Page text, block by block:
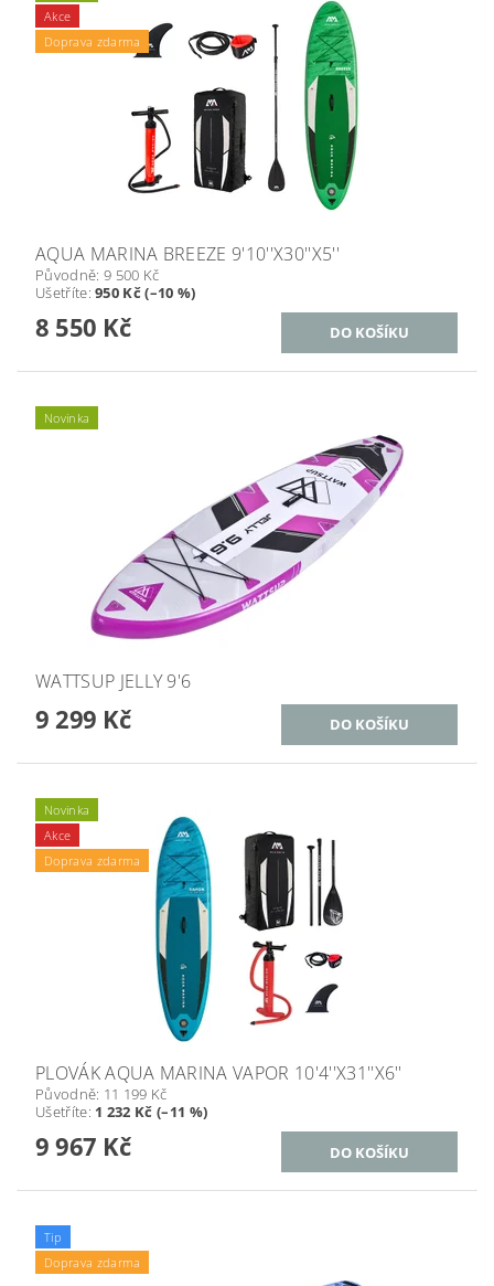
Akce
Doprava zdarma
AQUA MARINA BREEZE 9'10''X30''X5''
Původně: 9 500 Kč
Ušetříte:950 Kč (–10 %)
8 550 Kč
Novinka
WATTSUP JELLY 9'6
9 299 Kč
Novinka
Akce
Doprava zdarma
PLOVÁK AQUA MARINA VAPOR 10'4''X31''X6''
Původně: 11 199 Kč
Ušetříte: 1 232 Kč (–11 %)
9 967 Kč
Tip
Doprava zdarma